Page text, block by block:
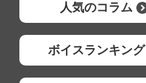
人気のコラム
ボイスランキング